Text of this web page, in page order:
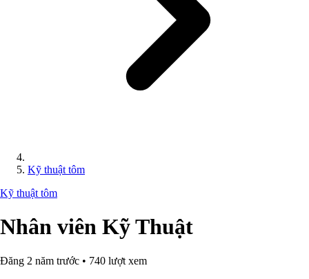
Kỹ thuật tôm
Kỹ thuật tôm
Nhân viên Kỹ Thuật
Đăng 2 năm trước • 740 lượt xem